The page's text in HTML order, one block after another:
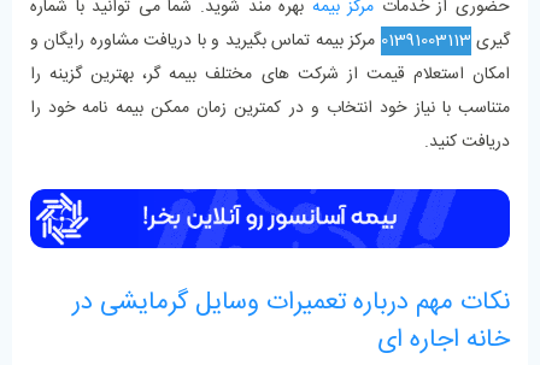
حضوری از خدمات مرکز بیمه بهره‌ مند شوید. شما می توانید با شماره
گیری 01391003113 مرکز بیمه تماس بگیرید و با دریافت مشاوره رایگان و
امکان استعلام قیمت از شرکت‌ های مختلف بیمه‌ گر، بهترین گزینه را
متناسب با نیاز خود انتخاب و در کمترین زمان ممکن بیمه نامه خود را
دریافت کنید.
نکات مهم درباره تعمیرات وسایل گرمایشی در
خانه اجاره ‌ای